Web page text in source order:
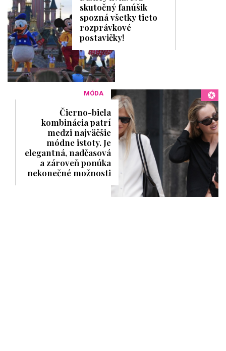
skutočný fanúšik
spozná všetky tieto
rozprávkové
postavičky!
MÓDA
Čierno-biela
kombinácia patrí
medzi najväčšie
módne istoty. Je
elegantná, nadčasová
a zároveň ponúka
nekonečné možnosti